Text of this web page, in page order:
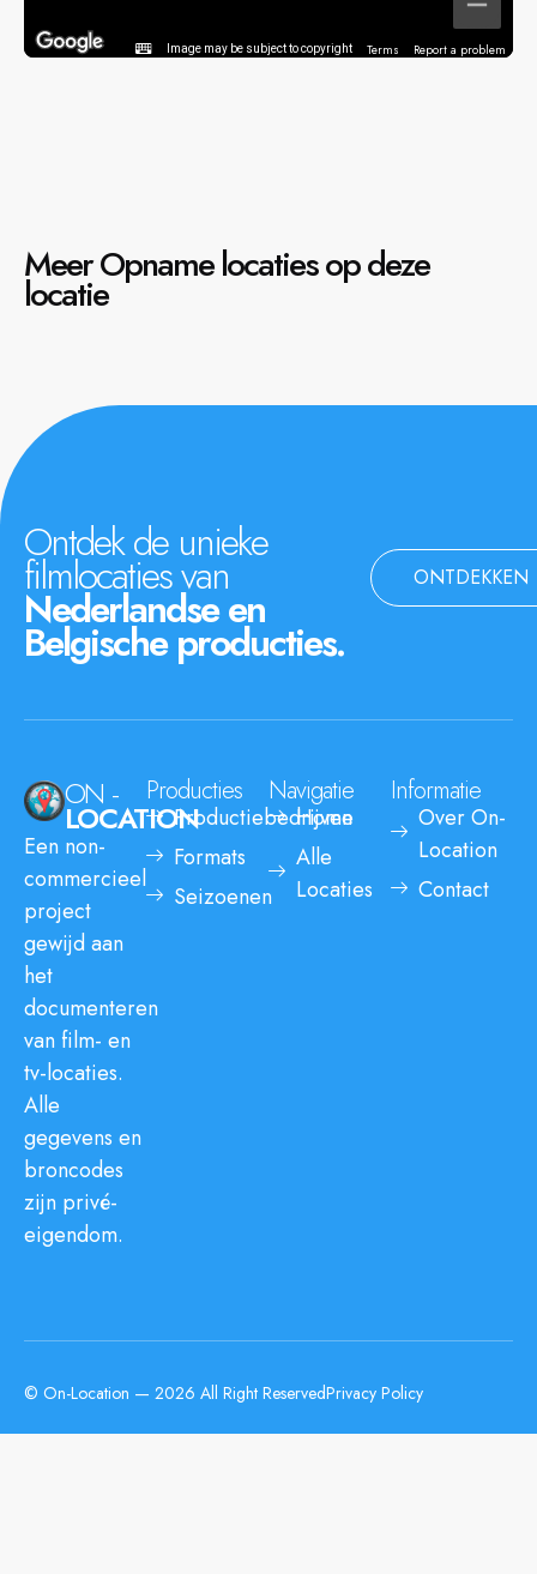
Image may be subject to copyright Terms Report a problem
Meer Opname locaties op deze
locatie
Ontdek de unieke
filmlocaties van
Nederlandse en
Belgische producties.
ONTDEKKEN
ON -
LOCATION
Een non-
commercieel
project
gewijd aan
het
documenteren
van film- en
tv-locaties.
Alle
gegevens en
broncodes
zijn privé-
eigendom.
Producties
Productiebedrijven
Formats
Seizoenen
Navigatie
Home
Alle
Locaties
Informatie
Over On-
Location
Contact
© On-Location — 2026 All Right ReservedPrivacy Policy